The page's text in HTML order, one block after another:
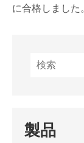
に合格しました。
製品